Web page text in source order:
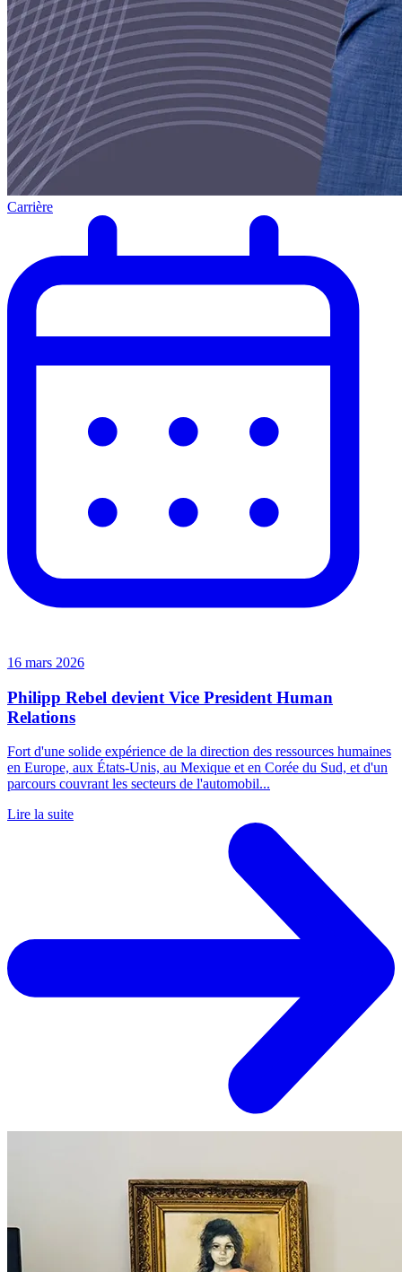
Carrière
16 mars 2026
Philipp Rebel devient Vice President Human
Relations
Fort d'une solide expérience de la direction des ressources humaines
en Europe, aux États-Unis, au Mexique et en Corée du Sud, et d'un
parcours couvrant les secteurs de l'automobil...
Lire la suite